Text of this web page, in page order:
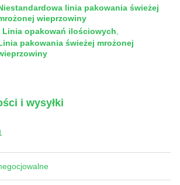
linia pakowania świeżej
wieprzowiny
Linia opakowań ilościowych
pakowania świeżej mrożonej
i wysyłki